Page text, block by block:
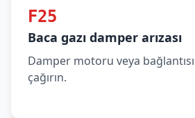
F25
Baca gazı damper arızası
Damper motoru veya bağlantısı
çağırın.